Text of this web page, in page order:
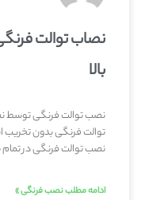
بالا
نصب توالت فرنگی توسط
توالت فرنگی بدون
نصب توالت فرنگی در تمام نقاط
ادامه مطلب نصب فرنگی »